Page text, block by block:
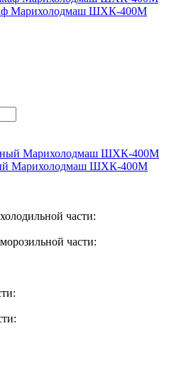
Марихолодмаш ШХК-400М
Марихолодмаш ШХК-400М
части:
части: